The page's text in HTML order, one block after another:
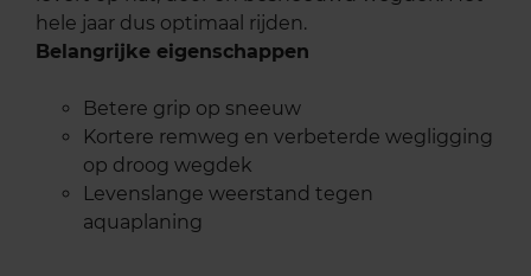
hele jaar dus optimaal rijden.
Belangrijke eigenschappen
Betere grip op sneeuw
Kortere remweg en verbeterde wegligging
op droog wegdek
Levenslange weerstand tegen
aquaplaning